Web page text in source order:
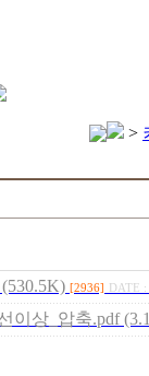
>
[2936] DATE
이상_압축.pdf